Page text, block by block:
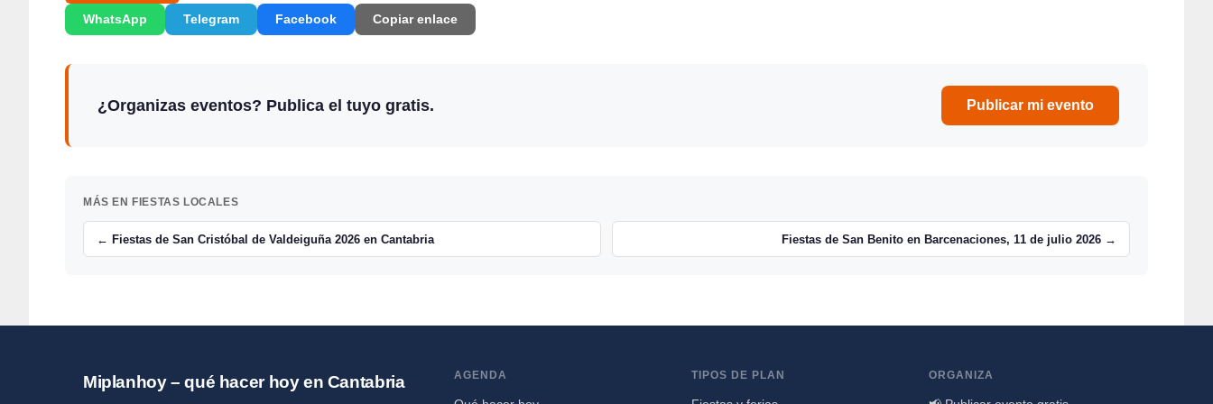
WhatsApp Telegram Facebook Copiar enlace
¿Organizas eventos? Publica el tuyo gratis. Publicar mi evento
MÁS EN FIESTAS LOCALES
← Fiestas de San Cristóbal de Valdeiguña 2026 en Cantabria Fiestas de San Benito en Barcenaciones, 11 de julio 2026 →
Miplanhoy – qué hacer hoy en Cantabria AGENDA TIPOS DE PLAN ORGANIZA